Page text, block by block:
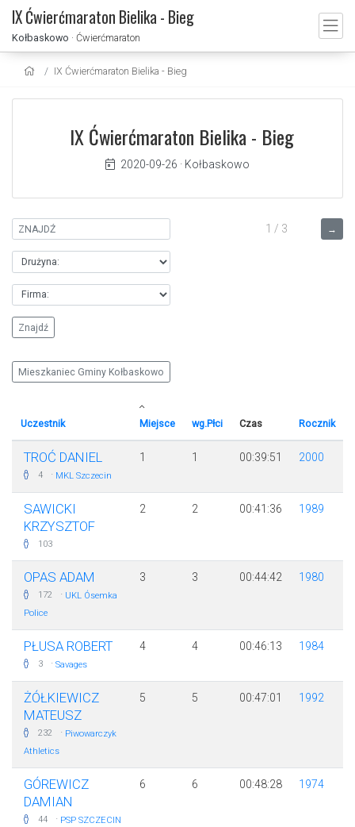
IX Ćwierćmaraton Bielika - Bieg
Kołbaskowo · Ćwierćmaraton
IX Ćwierćmaraton Bielika - Bieg
IX Ćwierćmaraton Bielika - Bieg
2020-09-26 · Kołbaskowo
→
1 / 3
Mieszkaniec Gminy Kołbaskowo
Uczestnik Miejsce wg.Płci Czas Rocznik
TROĆ DANIEL
4 · MKL Szczecin
1 1 00:39:51 2000
SAWICKI
KRZYSZTOF
103
2 2 00:41:36 1989
OPAS ADAM
172 · UKL Ósemka
Police
3 3 00:44:42 1980
PŁUSA ROBERT
3 · Savages
4 4 00:46:13 1984
ŻÓŁKIEWICZ
MATEUSZ
232 · Piwowarczyk
Athletics
5 5 00:47:01 1992
GÓREWICZ
DAMIAN
44 · PSP SZCZECIN
6 6 00:48:28 1974